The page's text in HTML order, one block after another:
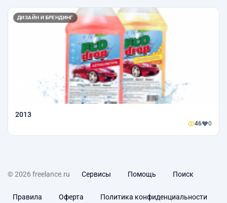
ДИЗАЙН И БРЕНДИНГ
2013
46 0
© 2026 freelance.ru Сервисы Помощь Поиск
Правила Оферта Политика конфиденциальности